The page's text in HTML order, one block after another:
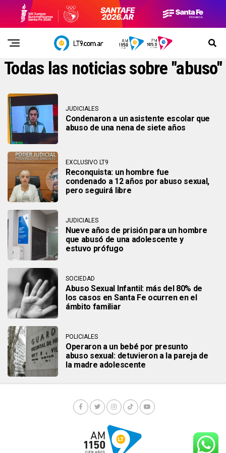
Todas las noticias sobre "abuso"
JUDICIALES
Condenaron a un asistente escolar que
abuso de una nena de siete años
EXCLUSIVO LT9
Reconquista: un hombre fue
condenado a 12 años por abuso sexual,
pero seguirá libre
JUDICIALES
Nueve años de prisión para un hombre
que abusó de una adolescente y
estuvo prófugo
SOCIEDAD
Abuso Sexual Infantil: más del 80% de
los casos en Santa Fe ocurren en el
ámbito familiar
POLICIALES
Operaron a un bebé por presunto
abuso sexual: detuvieron a la pareja de
la madre adolescente